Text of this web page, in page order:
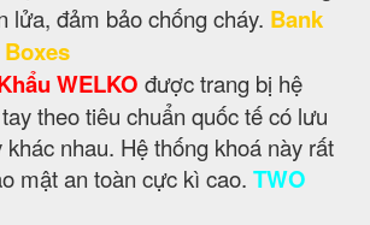
lửa, đảm bảo chống cháy. Bank
WELKO được trang bị hệ
theo tiêu chuẩn quốc tế có lưu
khác nhau. Hệ thống khoá này rất
mật an toàn cực kì cao. TWO